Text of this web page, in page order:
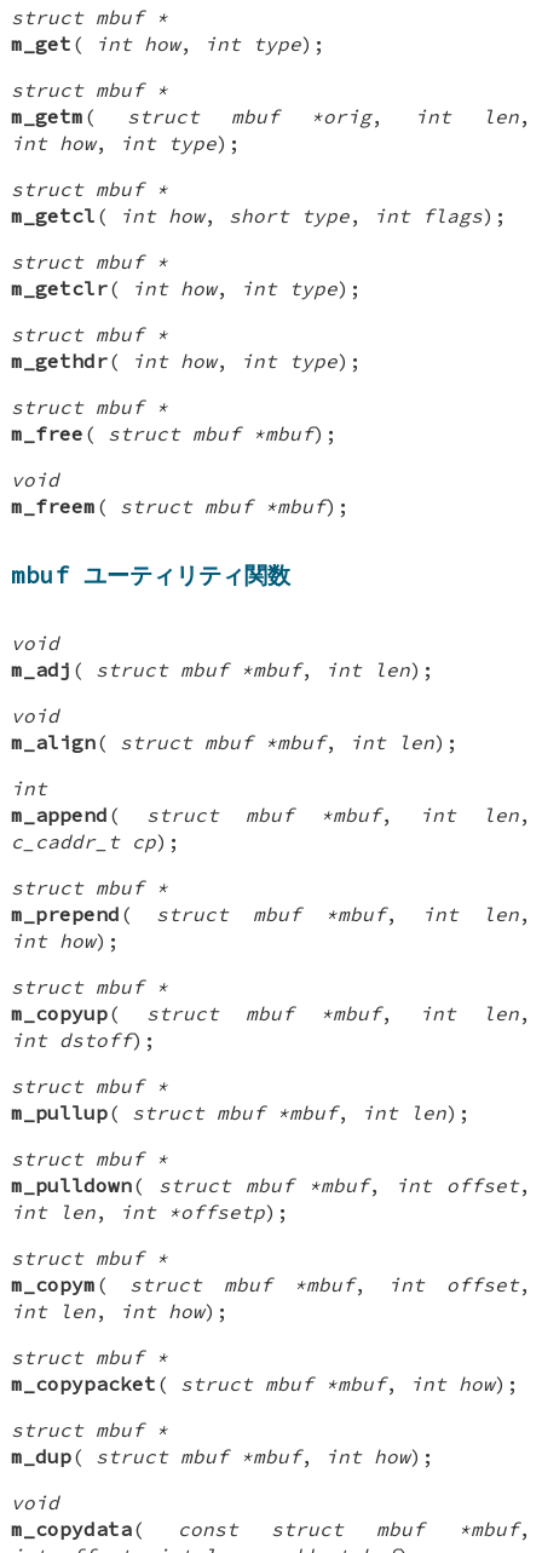
struct mbuf *
m_get ( int how, int type);
struct mbuf *
m_getm ( struct mbuf *orig, int len,
int how, int type);
struct mbuf *
m_getcl ( int how, short type, int flags);
struct mbuf *
m_getclr( int how, int type);
struct mbuf *
m_gethdr( int how, int type);
struct mbuf *
m_free ( struct mbuf *mbuf);
void
m_freem ( struct mbuf *mbuf);
mbuf ユーティリティ関数
void
m_adj ( struct mbuf *mbuf, int len);
void
m_align( struct mbuf *mbuf, int len);
int
m_append ( struct mbuf *mbuf, int len,
c_caddr_t cp);
struct mbuf *
m_prepend ( struct mbuf *mbuf, int len,
int how);
struct mbuf *
m_copyup( struct mbuf *mbuf, int len,
int dstoff);
struct mbuf *
m_pullup( struct mbuf *mbuf, int len);
struct mbuf *
m_pulldown( struct mbuf *mbuf, int offset,
int len, int *offsetp);
struct mbuf *
m_copym ( struct mbuf *mbuf, int offset,
int len, int how);
struct mbuf *
m_copypacket ( struct mbuf *mbuf, int how);
struct mbuf *
m_dup( struct mbuf *mbuf, int how);
void
m_copydata( const struct mbuf *mbuf,